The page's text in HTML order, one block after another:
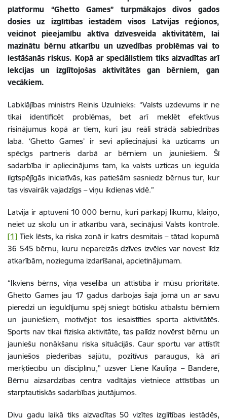
platformu “Ghetto Games” turpmākajos divos gados
dosies uz izglītības iestādēm visos Latvijas reģionos,
veicinot pieejamību aktīva dzīvesveida aktivitātēm, lai
mazinātu bērnu atkarību un uzvedības problēmas vai to
iestāšanās riskus. Kopā ar speciālistiem tiks aizvadītas arī
lekcijas un izglītojošas aktivitātes gan bērniem, gan
vecākiem.
Labklājības ministrs Reinis Uzulnieks: “Valsts uzdevums ir ne
tikai identificēt problēmas, bet arī meklēt efektīvus
risinājumus kopā ar tiem, kuri jau reāli strādā sabiedrības
labā. ‘Ghetto Games’ ir sevi apliecinājusi kā uzticams un
spēcīgs partneris darbā ar bērniem un jauniešiem. Šī
sadarbība ir apliecinājums tam, ka valsts uzticas un iegulda
ilgtspējīgās iniciatīvās, kas patiešām sasniedz bērnus tur, kur
tas visvairāk vajadzīgs – viņu ikdienas vidē.”
Latvijā ir aptuveni 10 000 bērnu, kuri pārkāpj likumu, klaiņo,
neiet uz skolu un ir atkarību varā, secinājusi Valsts kontrole.
[1] Tiek lēsts, ka riska zonā ir katrs desmitais – tātad kopumā
36 545 bērnu, kuru nepareizās dzīves izvēles var novest līdz
atkarībām, nozieguma izdarīšanai, apcietinājumam.
“Ikviens bērns, viņa veselība un attīstība ir mūsu prioritāte.
Ghetto Games jau 17 gadus darbojas šajā jomā un ar savu
pieredzi un ieguldījumu spēj sniegt būtisku atbalstu bērniem
un jauniešiem, motivējot tos iesaistīties sporta aktivitātēs.
Sports nav tikai fiziska aktivitāte, tas palīdz novērst bērnu un
jauniešu nonākšanu riska situācijās. Caur sportu var attīstīt
jauniešos piederības sajūtu, pozitīvus paraugus, kā arī
mērķtiecību un disciplīnu,” uzsver Liene Kauliņa – Bandere,
Bērnu aizsardzības centra vadītājas vietniece attīstības un
starptautiskās sadarbības jautājumos.
Divu gadu laikā tiks aizvadītas 50 vizītes izglītības iestādēs,